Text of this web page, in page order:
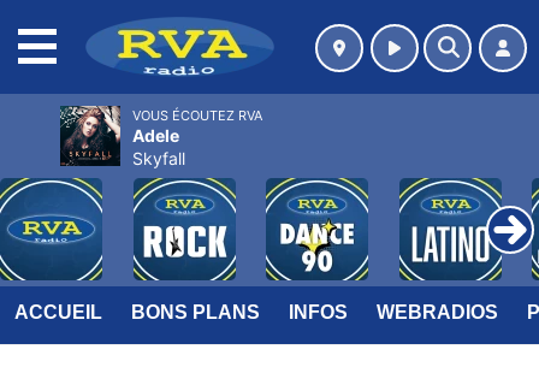
ACCUEIL BONS PLANS INFOS WEBRADIOS
VOUS ÉCOUTEZ RVA
Adele
Skyfall